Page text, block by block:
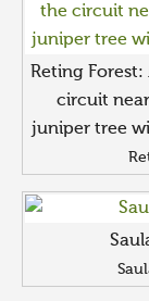
Reting
circuit
juniper tree